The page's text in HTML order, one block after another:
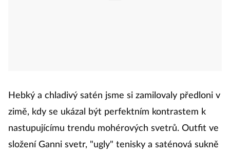
Hebký a chladivý satén jsme si zamilovaly předloni v
zimě, kdy se ukázal být perfektním kontrastem k
nastupujícímu trendu mohérových svetrů. Outfit ve
složení Ganni svetr, "ugly" tenisky a saténová sukně